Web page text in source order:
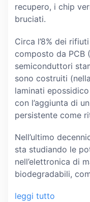
recupero, i chip
bruciati.
Circa l’8% dei
composto da PCB
semiconduttori
sono costruiti
laminati
con l’aggiunta di
persistente come
Nell’ultimo
sta studiando le
nell’elettronica di
biodegradabili,
leggi tutto